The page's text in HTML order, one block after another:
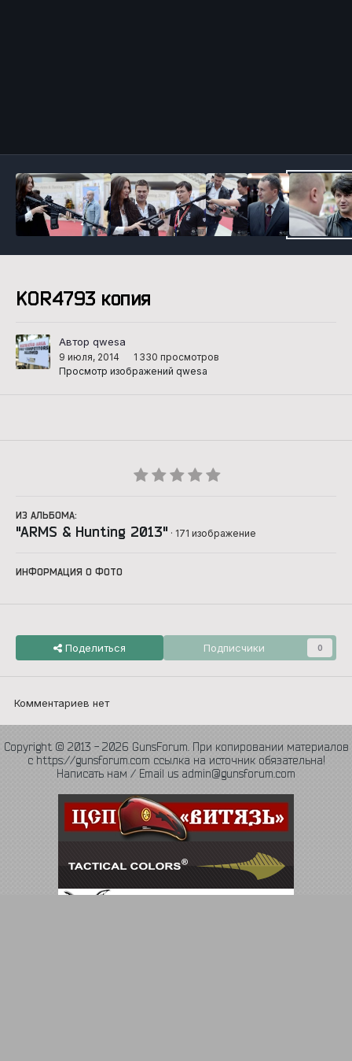
KOR4793 копия
Автор qwesa
9 июля, 2014
1 330 просмотров
Просмотр изображений qwesa
ИЗ АЛЬБОМА:
"ARMS & Hunting 2013" · 171 изображение
ИНФОРМАЦИЯ О ФОТО
Поделиться Подписчики 0
Комментариев нет
Copyright © 2013 - 2026 GunsForum. При копировании материалов
с https://gunsforum.com ссылка на источник обязательна!
Написать нам / Email us admin@gunsforum.com